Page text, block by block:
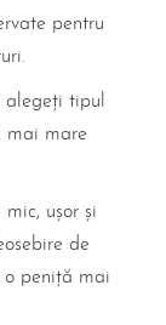
pentru
tipul
mai mare
mic, ușor și
de
o peniță mai